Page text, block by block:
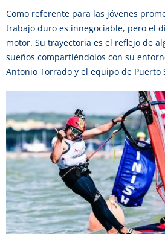
Como referente para las jóvenes
trabajo duro es innegociable, pero el
motor. Su trayectoria es el reflejo de
sueños compartiéndolos con su
Antonio Torrado y el equipo de Puerto